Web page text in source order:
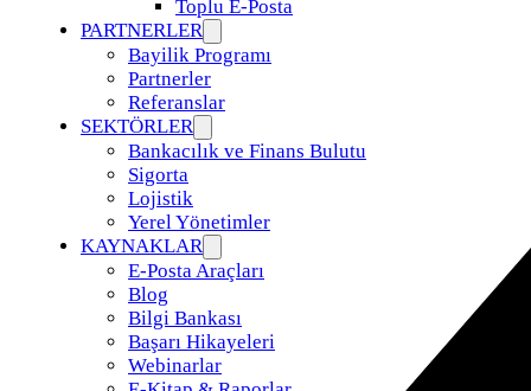
Toplu E-Posta
PARTNERLER
Bayilik Programı
Partnerler
Referanslar
SEKTÖRLER
Bankacılık ve Finans Bulutu
Sigorta
Lojistik
Yerel Yönetimler
KAYNAKLAR
E-Posta Araçları
Blog
Bilgi Bankası
Başarı Hikayeleri
Webinarlar